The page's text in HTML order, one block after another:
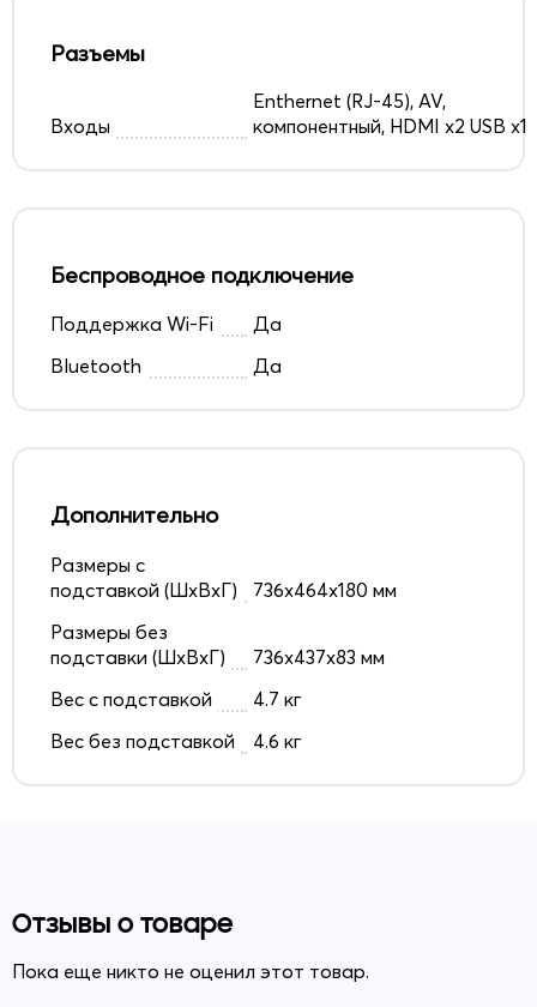
Разъемы
Входы
Enthernet (RJ-45), AV,
компонентный, HDMI x2 USB х1
Беспроводное подключение
Поддержка Wi-Fi
Да
Bluetooth
Да
Дополнительно
Размеры с
подставкой (ШxВxГ)
736x464x180 мм
Размеры без
подставки (ШxВxГ)
736x437x83 мм
Вес с подставкой
4.7 кг
Вес без подставкой
4.6 кг
Отзывы о товаре
Пока еще никто не оценил этот товар.